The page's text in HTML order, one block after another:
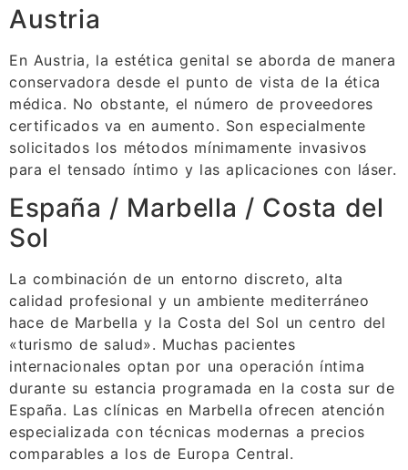
Austria
En Austria, la estética genital se aborda de manera
conservadora desde el punto de vista de la ética
médica. No obstante, el número de proveedores
certificados va en aumento. Son especialmente
solicitados los métodos mínimamente invasivos
para el tensado íntimo y las aplicaciones con láser.
España / Marbella / Costa del
Sol
La combinación de un entorno discreto, alta
calidad profesional y un ambiente mediterráneo
hace de Marbella y la Costa del Sol un centro del
«turismo de salud». Muchas pacientes
internacionales optan por una operación íntima
durante su estancia programada en la costa sur de
España. Las clínicas en Marbella ofrecen atención
especializada con técnicas modernas a precios
comparables a los de Europa Central.